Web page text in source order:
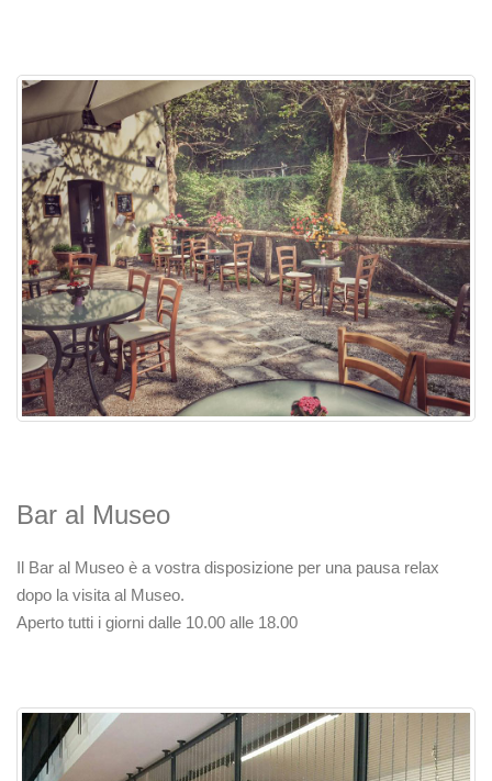
Bar al Museo
Il Bar al Museo è a vostra disposizione per una pausa relax
dopo la visita al Museo.
Aperto tutti i giorni dalle 10.00 alle 18.00